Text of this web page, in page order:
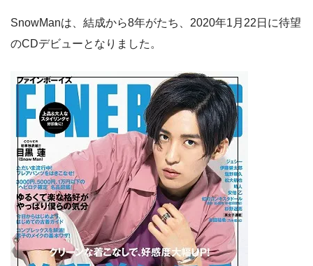
SnowManは、結成から8年がたち、2020年1月22日に待望
のCDデビューとなりました。